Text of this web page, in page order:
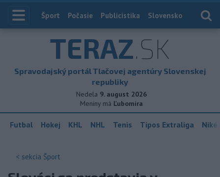
Index
Šport Počasie Publicistika Slovensko
TERAZ.SK
Spravodajský portál Tlačovej agentúry Slovenskej
republiky
Nedela 9. august 2026
Meniny má Ľubomíra
Futbal Hokej KHL NHL Tenis Tipos Extraliga
< sekcia Šport